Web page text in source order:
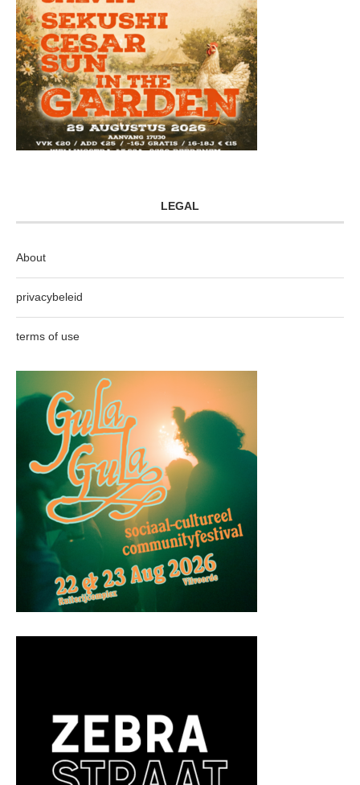
LEGAL
About
privacybeleid
terms of use